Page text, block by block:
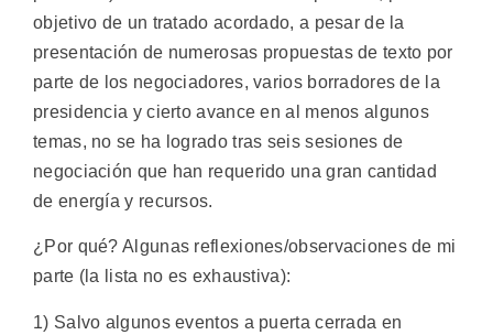
objetivo de un tratado acordado, a pesar de la
presentación de numerosas propuestas de texto por
parte de los negociadores, varios borradores de la
presidencia y cierto avance en al menos algunos
temas, no se ha logrado tras seis sesiones de
negociación que han requerido una gran cantidad
de energía y recursos.
¿Por qué? Algunas reflexiones/observaciones de mi
parte (la lista no es exhaustiva):
1) Salvo algunos eventos a puerta cerrada en